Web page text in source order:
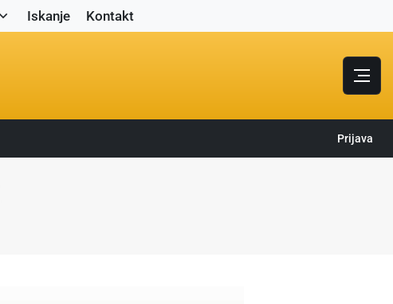
Iskanje Kontakt
Prijava